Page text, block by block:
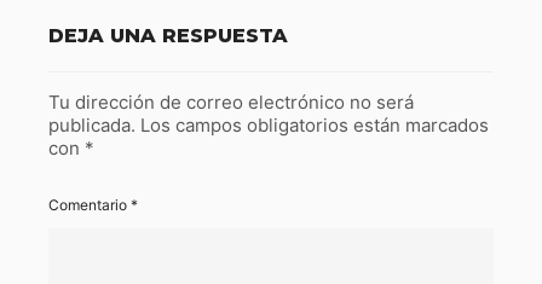
DEJA UNA RESPUESTA
Tu dirección de correo electrónico no será
publicada. Los campos obligatorios están marcados
con *
Comentario *